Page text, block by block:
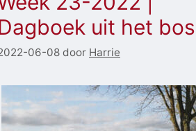
uit het bos
06-08 door Harrie